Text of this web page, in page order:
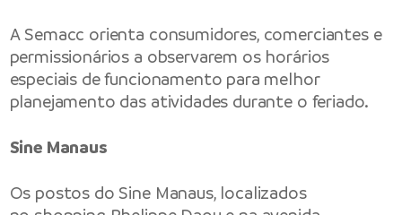
A Semacc orienta consumidores, comerciantes e
permissionários a observarem os horários
especiais de funcionamento para melhor
planejamento das atividades durante o feriado.
Sine Manaus
Os postos do Sine Manaus, localizados